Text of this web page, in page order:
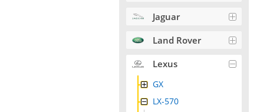
Jaguar
Land Rover
Lexus
GX
LX-570